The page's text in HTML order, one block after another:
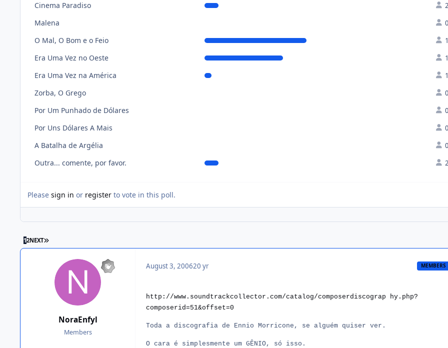
Cinema Paradiso 2
Malena 0
O Mal, O Bom e o Feio
Era Uma Vez no Oeste
Era Uma Vez na América 1
Zorba, O Grego 0
Por Um Punhado de Dólares 0
Por Uns Dólares A Mais 0
A Batalha de Argélia 0
Outra... comente, por favor. 2
Please sign in or register to vote in this poll.
12NEXT
NoraEnfyl
Members
August 3, 200620 yr MEMBERS
http://www.soundtrackcollector.com/catalog/composerdiscograp hy.php?
composerid=51&offset=0
Toda a discografia de Ennio Morricone, se alguém quiser ver.
O cara é simplesmente um GÊNIO, só isso.